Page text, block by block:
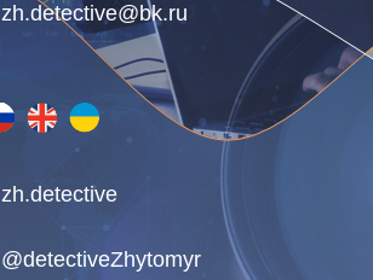
zh.detective@bk.ru
zh.detective
@detectiveZhytomyr